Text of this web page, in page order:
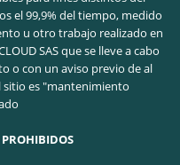
el 99,9% del tiempo, medido
u otro trabajo realizado en
SAS que se lleve a cabo
o con un aviso previo de al
sitio es "mantenimiento
PROHIBIDOS